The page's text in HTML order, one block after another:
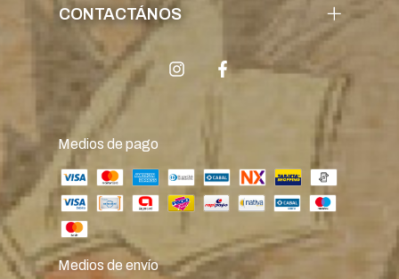
CONTACTÁNOS
Medios de pago
Medios de envío